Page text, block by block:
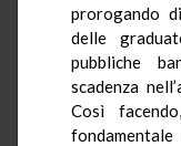
prorogando
delle
pubbliche
scadenza
Così